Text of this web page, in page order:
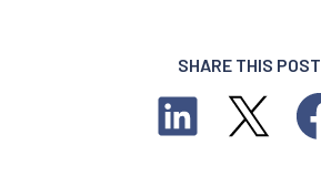
SHARE THIS POST